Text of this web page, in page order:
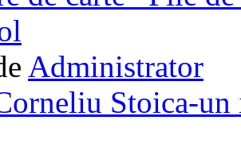
Administrator
Stoica-